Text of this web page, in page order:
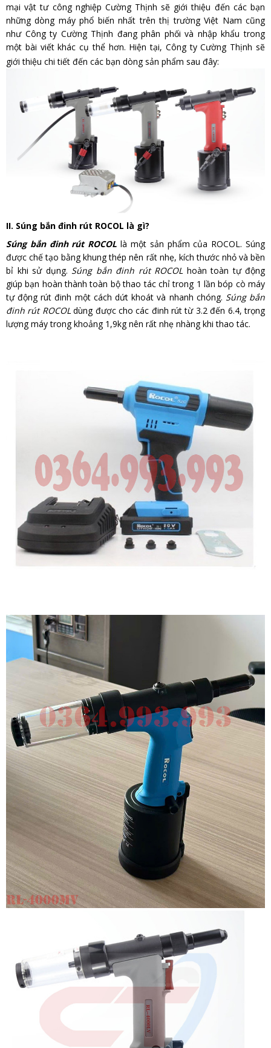
mại vật tư công nghiệp Cường Thịnh sẽ giới thiệu đến các bạn
những dòng máy phổ biến nhất trên thị trường Việt Nam cũng
như Công ty Cường Thịnh đang phân phối và nhập khẩu trong
một bài viết khác cụ thể hơn. Hiện tại, Công ty Cường Thịnh sẽ
giới thiệu chi tiết đến các bạn dòng sản phẩm sau đây:
II. Súng bắn đinh rút ROCOL là gì?
Súng bắn đinh rút ROCOL là một sản phẩm của ROCOL. Súng
được chế tạo bằng khung thép nên rất nhẹ, kích thước nhỏ và bền
bỉ khi sử dụng. Súng bắn đinh rút ROCOLhoàn toàn tự động
giúp bạn hoàn thành toàn bộ thao tác chỉ trong 1 lần bóp cò máy
tự động rút đinh một cách dứt khoát và nhanh chóng. Súng bắn
đinh rút ROCOLdùng được cho các đinh rút từ 3.2 đến 6.4, trọng
lượng máy trong khoảng 1,9kg nên rất nhẹ nhàng khi thao tác.